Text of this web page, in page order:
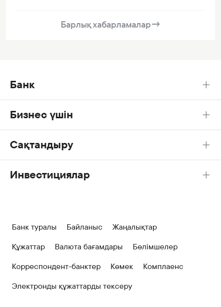
Барлық хабарламалар→
Банк
Бизнес үшін
Сақтандыру
Инвестициялар
Банк туралы Байланыс
Жаңалықтар
Құжаттар
Валюта бағамдары
Бөлімшелер
Корреспондент-банктер
Көмек
Комплаенс
Электронды құжаттарды тексеру